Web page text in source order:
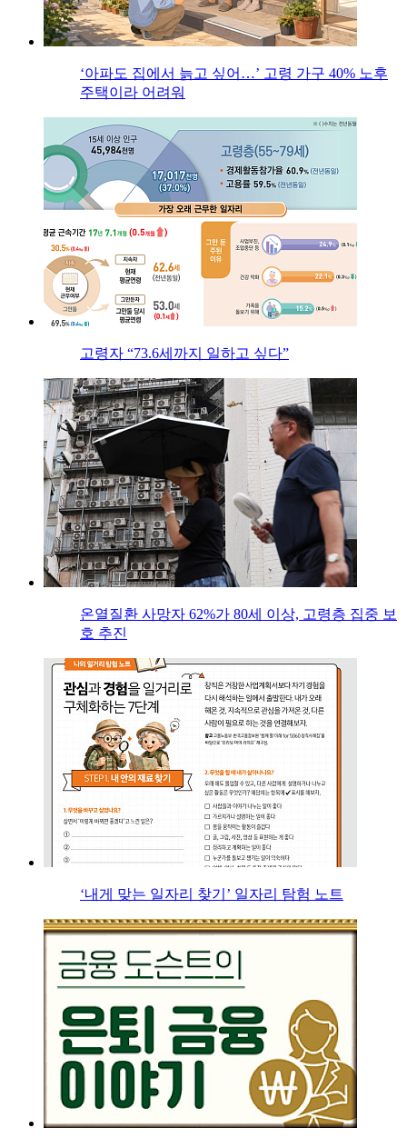
‘아파도 집에서 늙고 싶어…’ 고령 가구 40% 노후
주택이라 어려워
고령자 “73.6세까지 일하고 싶다”
온열질환 사망자 62%가 80세 이상, 고령층 집중 보
호 추진
‘내게 맞는 일자리 찾기’ 일자리 탐험 노트